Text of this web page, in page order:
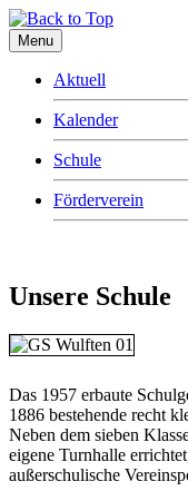
Menu
Aktuell
Kalender
Schule
Förderverein
Unsere Schule
Das 1957 erbaute
1886 bestehende recht
Neben dem sieben
eigene Turnhalle
außerschulische